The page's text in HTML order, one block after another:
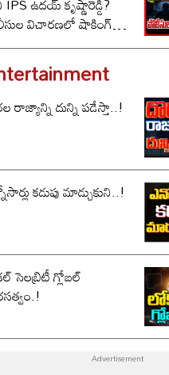
విచారణలో షాకింగ్
రాజ్యాన్ని దున్ని పడేస్తా..!
కడుపు మాడ్చుకుని..!
సెలబ్రిటీ గ్లోబల్